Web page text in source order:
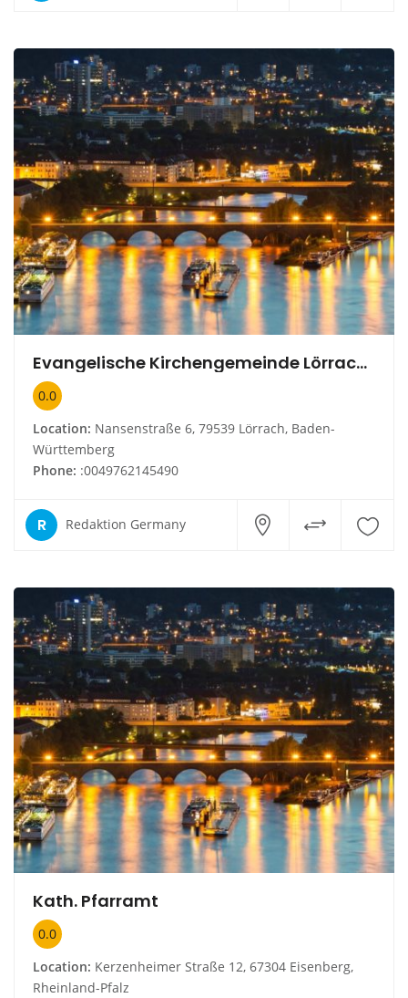
Evangelische Kirchengemeinde Lörrach Christuskirche Pfarramt
0.0
Location: Nansenstraße 6, 79539 Lörrach, Baden-
Württemberg
Phone: :0049762145490
R Redaktion Germany
Kath. Pfarramt
0.0
Location: Kerzenheimer Straße 12, 67304 Eisenberg,
Rheinland-Pfalz